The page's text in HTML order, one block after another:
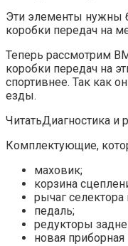
Эти элементы нужны
коробки передач на
Теперь рассмотрим
коробки передач на
спортивнее. Так как
езды.
ЧитатьДиагностика и
Комплектующие,
маховик;
корзина
рычаг селектора
педаль;
редукторы
новая приборная